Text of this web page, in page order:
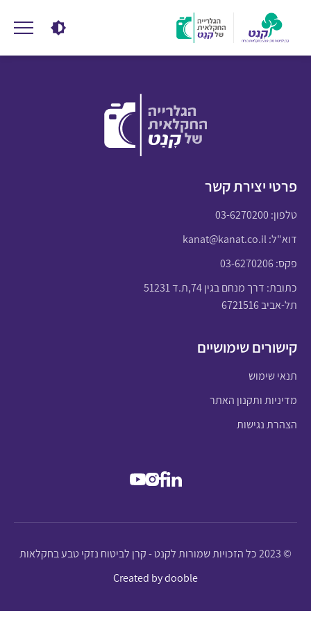
פרטי יצירת קשר
טלפון:03-6270200
דוא"ל:kanat@kanat.co.il
פקס: 03-6270206
כתובת: דרך מנחם בגין 74,ת.ד 51231
תל-אביב 6721516
קישורים שימושיים
תנאי שימוש
מדיניות ותקנון האתר
הצהרת נגישות
© 2023 כל הזכויות שמורות לקנט - קרן לביטוח נזקי טבע בחקלאות
Created by dooble